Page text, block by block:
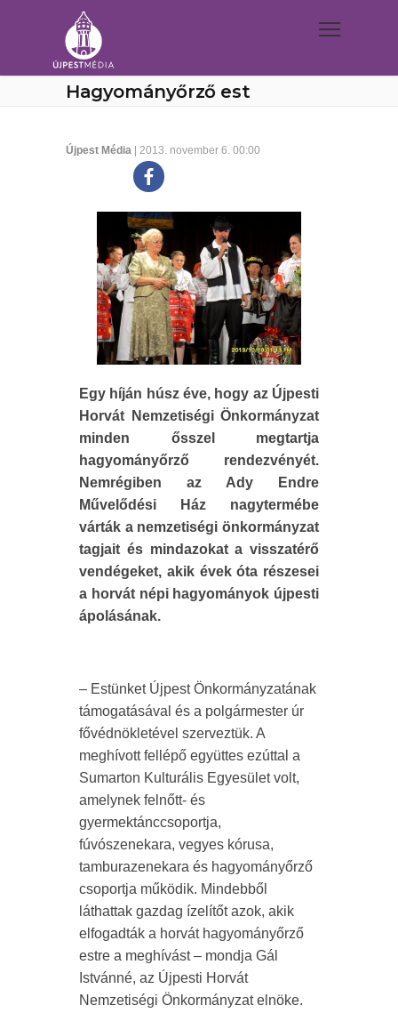
Hagyományőrző est
Újpest Média | 2013. november 6. 00:00
Egy híján húsz éve, hogy az Újpesti
Horvát Nemzetiségi Önkormányzat
minden ősszel megtartja
hagyományőrző rendezvényét.
Nemrégiben az Ady Endre
Művelődési Ház nagytermébe
várták a nemzetiségi önkormányzat
tagjait és mindazokat a visszatérő
vendégeket, akik évek óta részesei
a horvát népi hagyományok újpesti
ápolásának.
– Estünket Újpest Önkormányzatának
támogatásával és a polgármester úr
fővédnökletével szerveztük. A
meghívott fellépő együttes ezúttal a
Sumarton Kulturális Egyesület volt,
amelynek felnőtt- és
gyermektánccsoportja,
fúvószenekara, vegyes kórusa,
tamburazenekara és hagyományőrző
csoportja működik. Mindebből
láthattak gazdag ízelítőt azok, akik
elfogadták a horvát hagyományőrző
estre a meghívást – mondja Gál
Istvánné, az Újpesti Horvát
Nemzetiségi Önkormányzat elnöke.